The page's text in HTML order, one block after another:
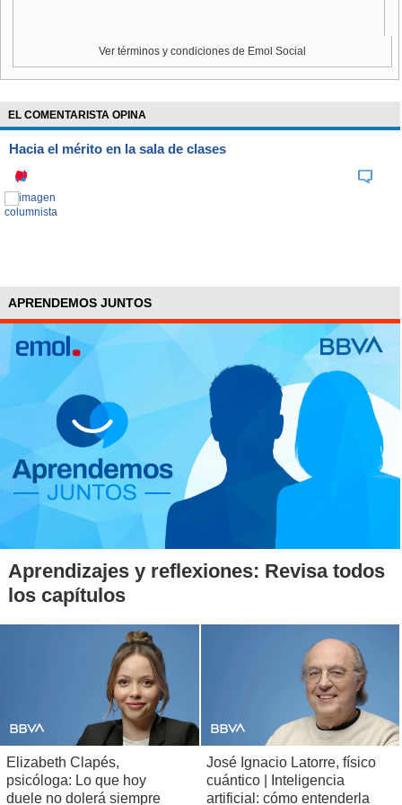
ejecutado desde diversas alcaldías. Y, al contrario: estamos
haciendo todas las gestiones necesarias para entregarle a
los municipios mayores atribuciones para eliminar la
denominada chatarra aérea de nuestras ciudades",
cerraron.
Ver términos y condiciones de Emol Social
EL COMENTARISTA OPINA
Hacia el mérito en la sala de clases
APRENDEMOS JUNTOS
Aprendizajes y reflexiones: Revisa todos
los capítulos
Elizabeth Clapés,
psicóloga: Lo que hoy
duele no dolerá siempre
José Ignacio Latorre, físico
cuántico | Inteligencia
artificial: cómo entenderla